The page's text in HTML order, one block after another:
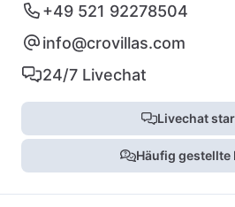
+49 521 92278504
info@crovillas.com
24/7 Livechat
Livechat
Häufig gestellte